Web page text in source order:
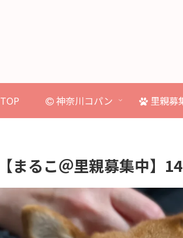
TOP 神奈川コパン 里親募
【まるこ＠里親募集中】